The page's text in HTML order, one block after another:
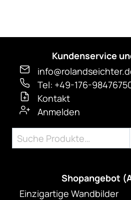
Kundenservice
Tel: +49-176-
Kontakt
Anmelden
Shopangebot
Einzigartige Wandbilder